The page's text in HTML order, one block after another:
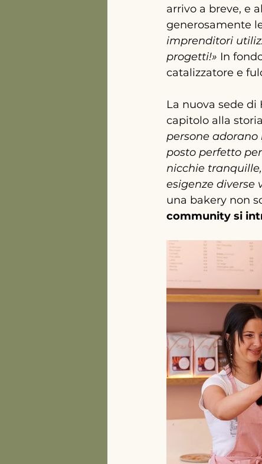
arrivo a breve, e
generosamente
imprenditori
progetti!» In
catalizzatore e
La nuova sede
capitolo alla
persone adorano
posto perfetto
nicchie
esigenze diverse
una bakery non
community si